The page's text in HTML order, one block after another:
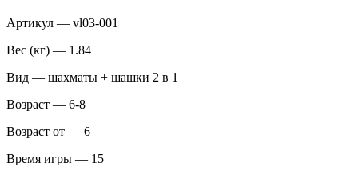
Артикул — vl03-001
Вес (кг) — 1.84
Вид — шахматы + шашки 2 в 1
Возраст — 6-8
Возраст от — 6
Время игры — 15